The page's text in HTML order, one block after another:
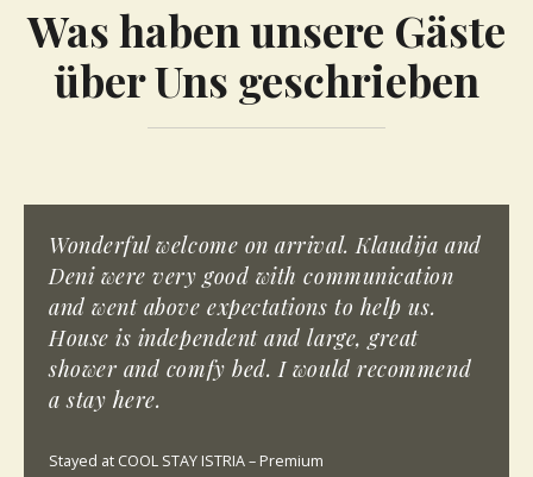
Was haben unsere Gäste
über Uns geschrieben
Wonderful welcome on arrival. Klaudija and
Deni were very good with communication
and went above expectations to help us.
House is independent and large, great
shower and comfy bed. I would recommend
a stay here.
Stayed at COOL STAY ISTRIA – Premium